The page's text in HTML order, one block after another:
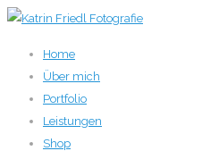
Home
Über mich
Portfolio
Leistungen
Shop